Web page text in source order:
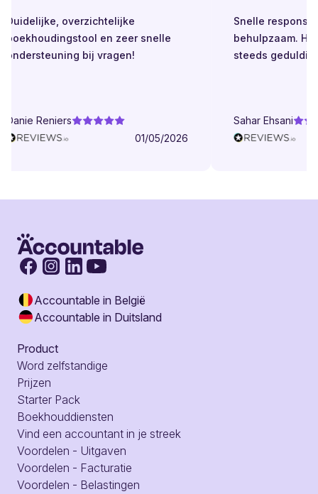
Duidelijke, overzichtelijke
boekhoudingstool en zeer snelle
ondersteuning bij vragen!
Danie Reniers
01/05/2026
Snelle respons.
behulpzaam.
steeds geduldig.
Sahar Ehsani
Accountable in België
Accountable in Duitsland
Product
Word zelfstandige
Prijzen
Starter Pack
Boekhouddiensten
Vind een accountant in je streek
Voordelen - Uitgaven
Voordelen - Facturatie
Voordelen - Belastingen